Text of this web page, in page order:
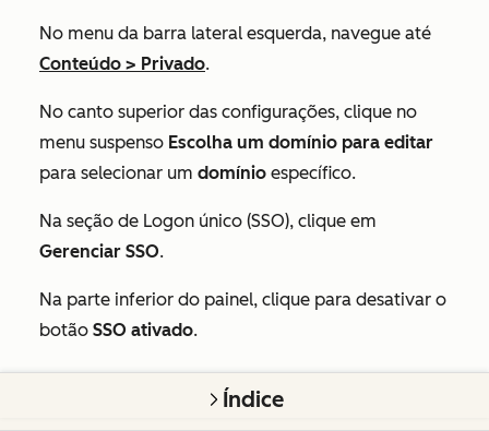
No menu da barra lateral esquerda, navegue até
Conteúdo > Privado.
No canto superior das configurações, clique no
menu suspenso Escolha um domínio para editar
para selecionar um domínio específico.
Na seção de Logon único (SSO), clique em
Gerenciar SSO.
Na parte inferior do painel, clique para desativar o
botão SSO ativado.
Índice